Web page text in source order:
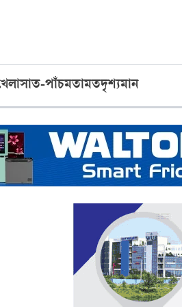
সাত-পাঁচমতামতদৃশ্যমান